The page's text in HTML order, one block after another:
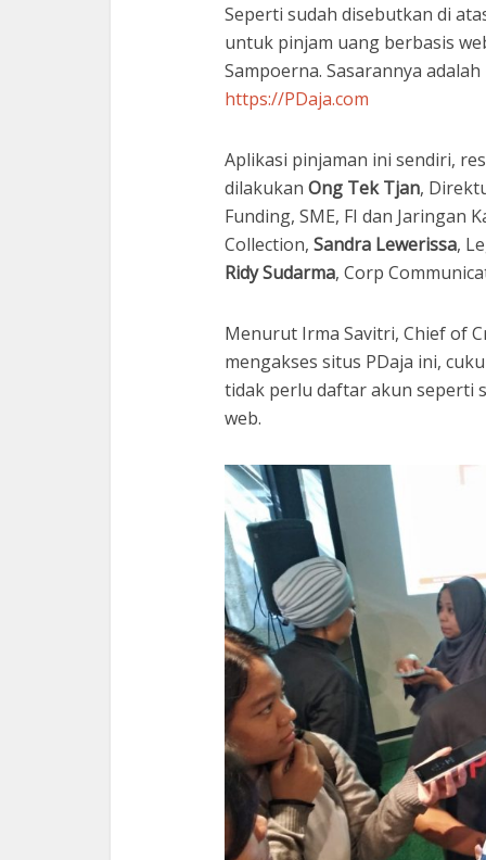
Seperti sudah disebutkan di
untuk pinjam uang berbasis
Sampoerna. Sasarannya
https://PDaja.com
Aplikasi pinjaman ini sendiri,
dilakukan Ong Tek Tjan,
Funding, SME, FI dan Jaringan
Collection, Sandra Lewerissa,
Ridy Sudarma, Corp
Menurut Irma Savitri, Chief of
mengakses situs PDaja ini,
tidak perlu daftar akun seperti
web.